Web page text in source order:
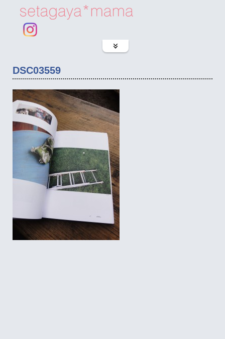
DSC03559